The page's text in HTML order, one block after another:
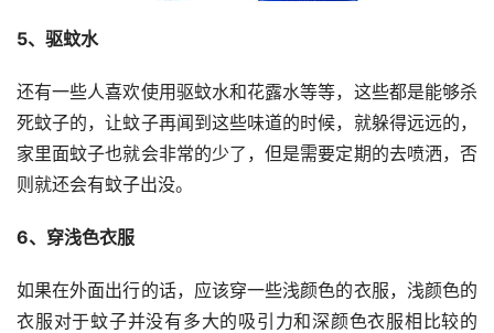
5、驱蚊水
还有一些人喜欢使用驱蚊水和花露水等等，这些都是能够杀
死蚊子的，让蚊子再闻到这些味道的时候，就躲得远远的，
家里面蚊子也就会非常的少了，但是需要定期的去喷洒，否
则就还会有蚊子出没。
6、穿浅色衣服
如果在外面出行的话，应该穿一些浅颜色的衣服，浅颜色的
衣服对于蚊子并没有多大的吸引力和深颜色衣服相比较的